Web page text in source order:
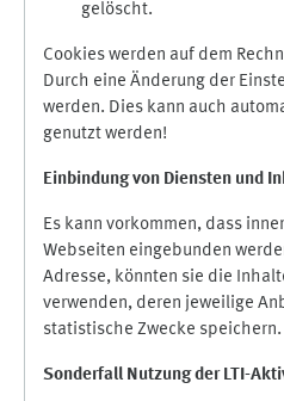
gelöscht.
Cookies werden auf dem
Durch eine Änderung der
werden. Dies kann auch
genutzt werden!
Einbindung von Diensten und
Es kann vorkommen, dass
Webseiten eingebunden
Adresse, könnten sie die
verwenden, deren jeweilige
statistische Zwecke
Sonderfall Nutzung der LTI-